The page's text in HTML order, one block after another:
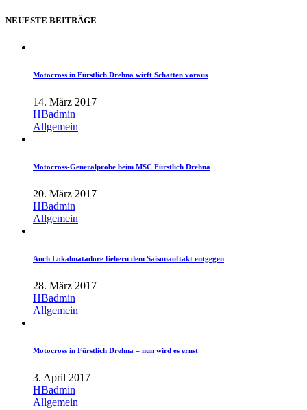
NEUESTE BEITRÄGE
Motocross in Fürstlich Drehna wirft Schatten voraus
14. März 2017
HBadmin
Allgemein
Motocross-Generalprobe beim MSC Fürstlich Drehna
20. März 2017
HBadmin
Allgemein
Auch Lokalmatadore fiebern dem Saisonauftakt entgegen
28. März 2017
HBadmin
Allgemein
Motocross in Fürstlich Drehna – nun wird es ernst
3. April 2017
HBadmin
Allgemein